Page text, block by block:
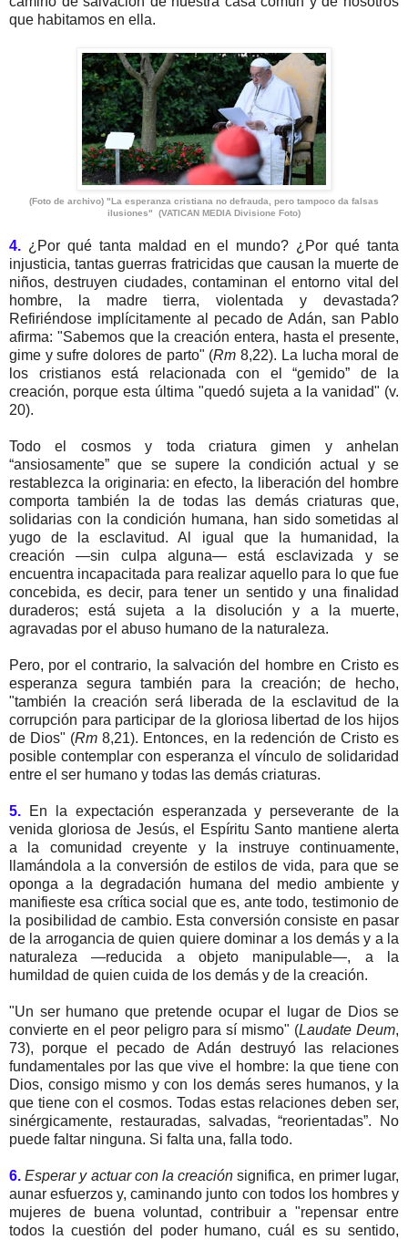
que habitamos en ella.
(Foto de archivo) "La esperanza cristiana no defrauda, pero tampoco da falsas
ilusiones" (VATICAN MEDIA Divisione Foto)
4. ¿Por qué tanta maldad en el mundo? ¿Por qué tanta
injusticia, tantas guerras fratricidas que causan la muerte de
niños, destruyen ciudades, contaminan el entorno vital del
hombre, la madre tierra, violentada y devastada?
Refiriéndose implícitamente al pecado de Adán, san Pablo
afirma: "Sabemos que la creación entera, hasta el presente,
gime y sufre dolores de parto" (Rm 8,22). La lucha moral de
los cristianos está relacionada con el “gemido” de la
creación, porque esta última "quedó sujeta a la vanidad" (v.
20).
Todo el cosmos y toda criatura gimen y anhelan
“ansiosamente” que se supere la condición actual y se
restablezca la originaria: en efecto, la liberación del hombre
comporta también la de todas las demás criaturas que,
solidarias con la condición humana, han sido sometidas al
yugo de la esclavitud. Al igual que la humanidad, la
creación ―sin culpa alguna― está esclavizada y se
encuentra incapacitada para realizar aquello para lo que fue
concebida, es decir, para tener un sentido y una finalidad
duraderos; está sujeta a la disolución y a la muerte,
agravadas por el abuso humano de la naturaleza.
Pero, por el contrario, la salvación del hombre en Cristo es
esperanza segura también para la creación; de hecho,
"también la creación será liberada de la esclavitud de la
corrupción para participar de la gloriosa libertad de los hijos
de Dios" (Rm 8,21). Entonces, en la redención de Cristo es
posible contemplar con esperanza el vínculo de solidaridad
entre el ser humano y todas las demás criaturas.
5. En la expectación esperanzada y perseverante de la
venida gloriosa de Jesús, el Espíritu Santo mantiene alerta
a la comunidad creyente y la instruye continuamente,
llamándola a la conversión de estilos de vida, para que se
oponga a la degradación humana del medio ambiente y
manifieste esa crítica social que es, ante todo, testimonio de
la posibilidad de cambio. Esta conversión consiste en pasar
de la arrogancia de quien quiere dominar a los demás y a la
naturaleza ―reducida a objeto manipulable―, a la
humildad de quien cuida de los demás y de la creación.
"Un ser humano que pretende ocupar el lugar de Dios se
convierte en el peor peligro para sí mismo" (Laudate Deum,
73), porque el pecado de Adán destruyó las relaciones
fundamentales por las que vive el hombre: la que tiene con
Dios, consigo mismo y con los demás seres humanos, y la
que tiene con el cosmos. Todas estas relaciones deben ser,
sinérgicamente, restauradas, salvadas, “reorientadas”. No
puede faltar ninguna. Si falta una, falla todo.
6. Esperar y actuar con la creación significa, en primer lugar,
aunar esfuerzos y, caminando junto con todos los hombres y
mujeres de buena voluntad, contribuir a "repensar entre
todos la cuestión del poder humano, cuál es su sentido,